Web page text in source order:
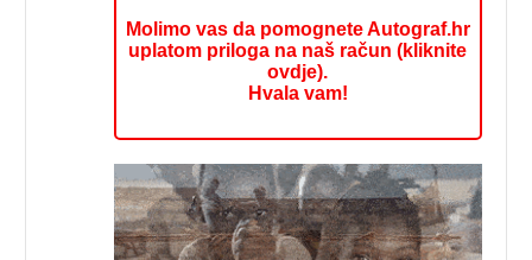
Molimo vas da pomognete Autograf.hr
uplatom priloga na naš račun (kliknite
ovdje).
Hvala vam!